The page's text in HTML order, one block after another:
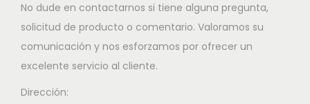
No dude en contactarnos si tiene alguna pregunta,
solicitud de producto o comentario. Valoramos su
comunicación y nos esforzamos por ofrecer un
excelente servicio al cliente.
Dirección: